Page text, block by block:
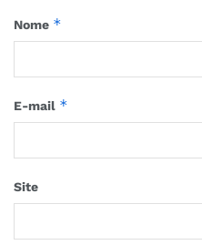
Nome *
E-mail *
Site